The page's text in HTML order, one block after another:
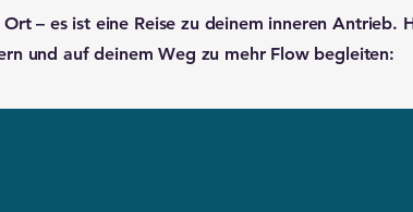
Ort – es ist eine Reise zu deinem inneren
und auf deinem Weg zu mehr Flow begleiten: